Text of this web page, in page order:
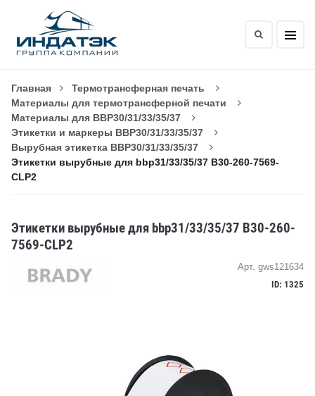
Главная
Термотрансферная печать
Материалы для термотрансферной печати
Материалы для BBP30/31/33/35/37
Этикетки и маркеры BBP30/31/33/35/37
Вырубная этикетка BBP30/31/33/35/37
Этикетки вырубные для bbp31/33/35/37 B30-260-7569-
CLP2
Этикетки вырубные для bbp31/33/35/37 B30-260-
7569-CLP2
Арт. gws121634
ID: 1325